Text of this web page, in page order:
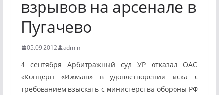
взрывов на арсенале в
Пугачево
05.09.2012 admin
4 сентября Арбитражный суд УР отказал ОАО
«Концерн «Ижмаш» в удовлетворении иска с
требованием взыскать с министерства обороны РФ